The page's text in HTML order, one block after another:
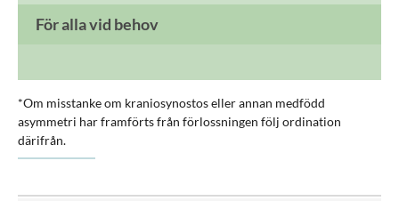
För alla vid behov
*Om misstanke om kraniosynostos eller annan medfödd
asymmetri har framförts från förlossningen följ ordination
därifrån.